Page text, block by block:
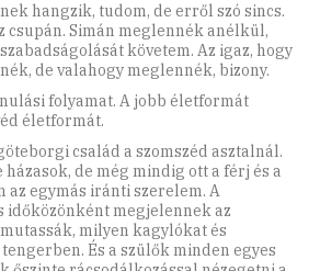
hangzik, tudom, de erről szó sincs.
csupán. Simán meglennék anélkül,
követem. Az igaz, hogy
de valahogy meglennék, bizony.
folyamat. A jobb életformát
életformát.
család a szomszéd asztalnál.
de még mindig ott a férj és a
az egymás iránti szerelem. A
időközönként megjelennek az
milyen kagylókat és
És a szülők minden egyes